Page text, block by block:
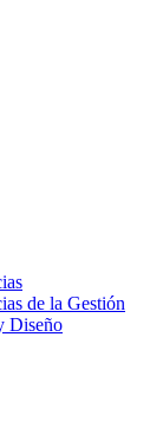
de la Gestión
Diseño